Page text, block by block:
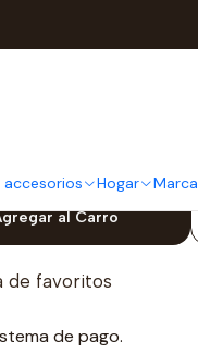
accesorios Hogar
Fuse Wirelles
HyperX
al Carro
de favoritos
de pago.